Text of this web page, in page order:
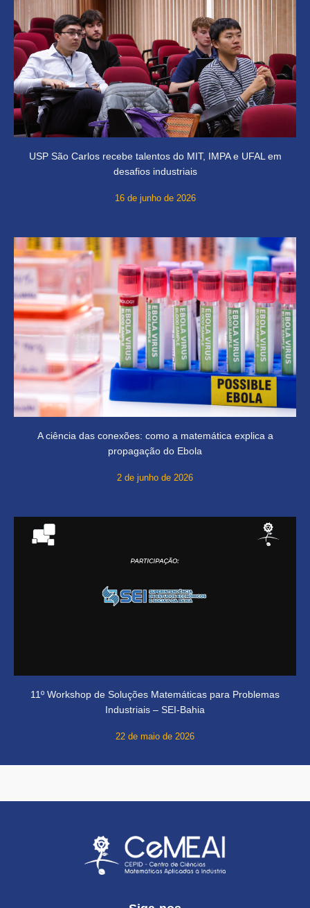
USP São Carlos recebe talentos do MIT, IMPA e UFAL em
desafios industriais
16 de junho de 2026
A ciência das conexões: como a matemática explica a
propagação do Ebola
2 de junho de 2026
11º Workshop de Soluções Matemáticas para Problemas
Industriais – SEI-Bahia
22 de maio de 2026